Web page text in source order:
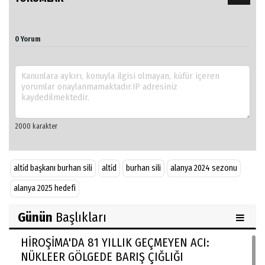
0 Yorum
alti̇d başkanı burhan sili alti̇d burhan sili
alanya 2024 sezonu
alanya 2025 hedefi
Günün Başlıkları
HİROŞİMA'DA 81 YILLIK GEÇMEYEN ACI:
NÜKLEER GÖLGEDE BARIŞ ÇIĞLIĞI